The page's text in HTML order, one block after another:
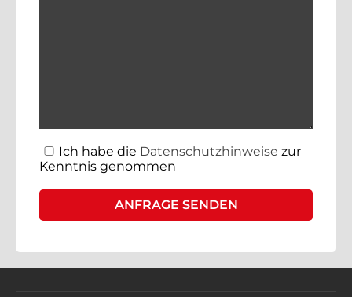
Ich habe die Datenschutzhinweise zur
Kenntnis genommen